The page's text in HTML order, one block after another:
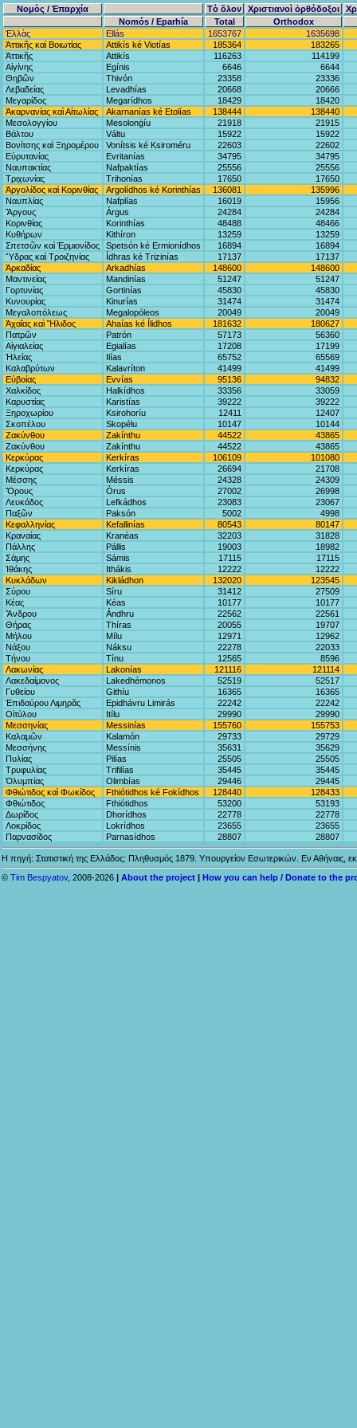
Νομὸς / Ἐπαρχία Τὸ ὅλον Χριστιανοὶ ὀρθόδοξοι
Nomós / Eparhía
Total
Orthodox
Ἑλλὰς
Ellás 1653767
1635698
Ἀττικῆς καὶ Βοιωτίας
Attikís ké Viotías 185364
183265
Ἀττικῆς
Attikís 116263
114199
Αἰγίνης
Egínis 6646
6644
Θηβῶν
Thivón 23358
23336
Λεβαδείας
Levadhías 20668
20666
Μεγαρίδος
Megarídhos 18429
18420
Ἀκαρνανίας καὶ Αἰτωλίας
Akarnanías ké Etolías 138444
138440
Μεσολογγίου
Mesolonġíu 21918
21915
Βάλτου
Váltu 15922
15922
Βονίτσης καὶ Ξηρομέρου
Vonítsis ké Ksiroméru 22603
22602
Εὐρυτανίας
Evritanías 34795
34795
Ναυπακτίας
Nafpaktías 25556
25556
Τριχωνίας
Trihonías 17650
17650
Ἀργολίδος καὶ Κορινθίας
Argolídhos ké Korinthías 136081
135996
Ναυπλίας
Nafplías 16019
15956
Ἄργους
Árgus 24284
24284
Κορινθίας
Korinthías 48488
48466
Κυθήρων
Kithíron 13259
13259
Σπετσῶν καὶ Ἑρμιονίδος
Spetsón ké Ermionídhos 16894
16894
Ὕδρας καὶ Τροιζηνίας
Ídhras ké Trizinías 17137
17137
Ἀρκαδίας
Arkadhías 148600
148600
Μαντινείας
Mandinías 51247
51247
Γορτυνίας
Gortinías 45830
45830
Κυνουρίας
Kinurías 31474
31474
Μεγαλοπόλεως
Megalopóleos 20049
20049
Ἀχαΐας καὶ Ἤλιδος
Ahaías ké Ílidhos 181632
180627
Πατρῶν
Patrón 57173
56360
Αἰγιαλείας
Egialías 17208
17199
Ἠλείας
Ilías 65752
65569
Καλαβρύτων
Kalavríton 41499
41499
Εὐβοίας
Evvías 95136
94832
Χαλκίδος
Halkídhos 33356
33059
Καρυστίας
Karistías 39222
39222
Ξηροχωρίου
Ksirohoríu 12411
12407
Σκοπέλου
Skopélu 10147
10144
Ζακύνθου
Zakínthu 44522
43865
Ζακύνθου
Zakínthu 44522
43865
Κερκύρας
Kerkíras 106109
101080
Κερκύρας
Kerkíras 26694
21708
Μέσσης
Méssis 24328
24309
Ὄρους
Órus 27002
26998
Λευκάδος
Lefkádhos 23083
23067
Παξῶν
Paksón 5002
4998
Κεφαλληνίας
Kefallinías 80543
80147
Κραναίας
Kranéas 32203
31828
Πάλλης
Pállis 19003
18982
Σάμης
Sámis 17115
17115
Ἰθάκης
Ithákis 12222
12222
Κυκλάδων
Kikládhon 132020
123545
Σύρου
Síru 31412
27509
Κέας
Kéas 10177
10177
Ἄνδρου
Ándhru 22562
22561
Θήρας
Thíras 20055
19707
Μήλου
Mílu 12971
12962
Νάξου
Náksu 22278
22033
Τήνου
Tínu 12565
8596
Λακωνίας
Lakonías 121116
121114
Λακεδαίμονος
Lakedhémonos 52519
52517
Γυθείου
Githíu 16365
16365
Ἐπιδαύρου Λιμηρᾶς
Epidhávru Limirás 22242
22242
Οἰτύλου
Itílu 29990
29990
Μεσσηνίας
Messinías 155760
155753
Καλαμῶν
Kalamón 29733
29729
Μεσσήνης
Messínis 35631
35629
Πυλίας
Pilías 25505
25505
Τρυφυλίας
Trifilías 35445
35445
Ὀλυμπίας
Olimbías 29446
29445
Φθιώτιδος καὶ Φωκίδος
Fthiótidhos ké Fokídhos 128440
128433
Φθιώτιδος
Fthiótidhos 53200
53193
Δωρίδος
Dhorídhos 22778
22778
Λοκρίδος
Lokrídhos 23655
23655
Παρνασίδος
Parnasídhos 28807 28807
Η πηγή: Στατιστική της Ελλάδος: Πληθυσμός 1879. Υπουργείον Εσωτερικών. Εν Αθήναις,
© Tim Bespyatov, 2008-2026 About the project How you can help / Donate to the